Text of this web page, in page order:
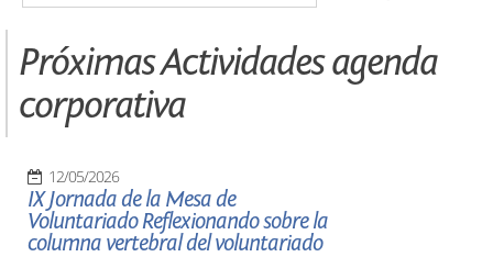
Próximas Actividades agenda
corporativa
12/05/2026
IX Jornada de la Mesa de
Voluntariado Reflexionando sobre la
columna vertebral del voluntariado